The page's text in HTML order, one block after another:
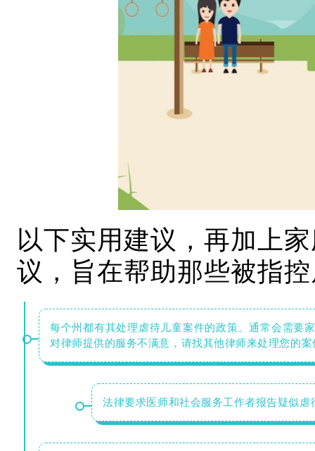
以下实用建议，再加上
议，旨在帮助那些被指
每个州都有其处理虐待儿童案件的政策。通常会需要
对律师提供的服务不满意，请找其他律师来处理您的
法律要求医师和社会服务工作者报告疑似